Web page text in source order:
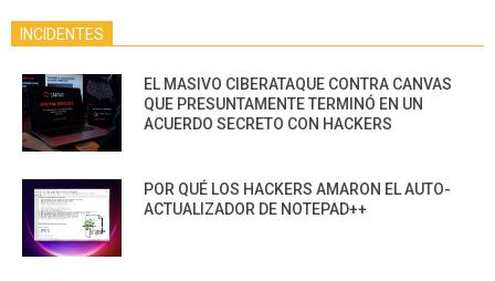
INCIDENTES
EL MASIVO CIBERATAQUE CONTRA CANVAS
QUE PRESUNTAMENTE TERMINÓ EN UN
ACUERDO SECRETO CON HACKERS
POR QUÉ LOS HACKERS AMARON EL AUTO-
ACTUALIZADOR DE NOTEPAD++